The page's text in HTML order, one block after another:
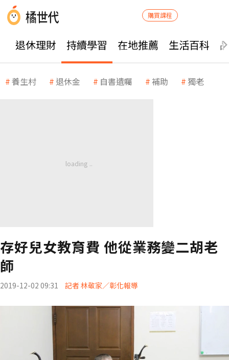
購買課程
退休理財 持續學習 在地推薦 生活百科
養生村 退休金 自書遺囑 補助 獨老
存好兒女教育費 他從業務變二胡老
師
2019-12-02 09:31 記者 林敬家／彰化報導